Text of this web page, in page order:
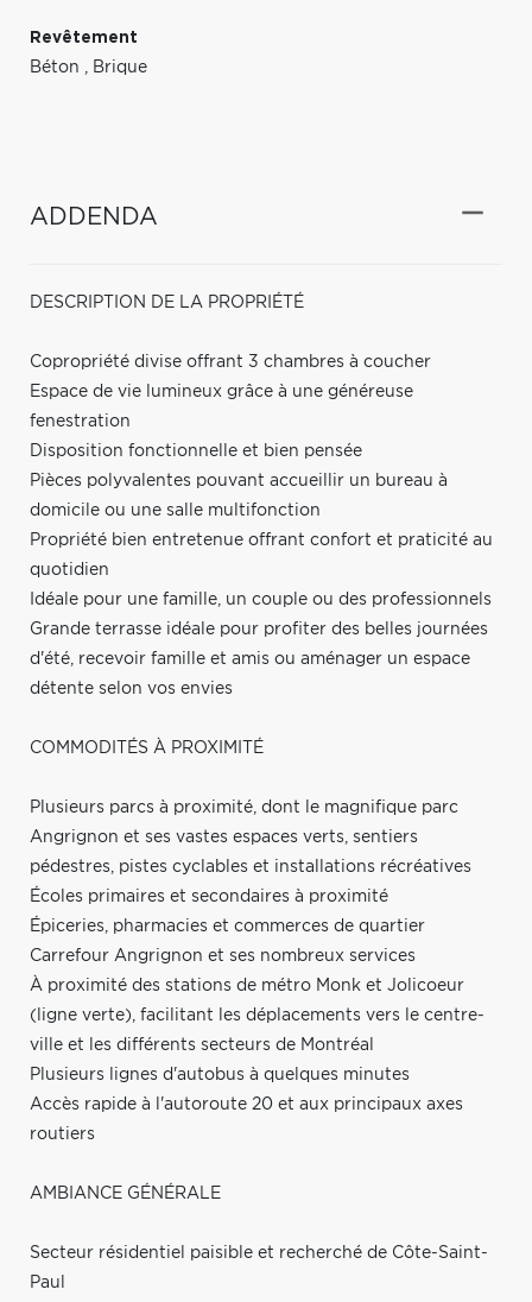
Revêtement
Béton , Brique
ADDENDA
DESCRIPTION DE LA PROPRIÉTÉ
Copropriété divise offrant 3 chambres à coucher
Espace de vie lumineux grâce à une généreuse
fenestration
Disposition fonctionnelle et bien pensée
Pièces polyvalentes pouvant accueillir un bureau à
domicile ou une salle multifonction
Propriété bien entretenue offrant confort et praticité au
quotidien
Idéale pour une famille, un couple ou des professionnels
Grande terrasse idéale pour profiter des belles journées
d'été, recevoir famille et amis ou aménager un espace
détente selon vos envies
COMMODITÉS À PROXIMITÉ
Plusieurs parcs à proximité, dont le magnifique parc
Angrignon et ses vastes espaces verts, sentiers
pédestres, pistes cyclables et installations récréatives
Écoles primaires et secondaires à proximité
Épiceries, pharmacies et commerces de quartier
Carrefour Angrignon et ses nombreux services
À proximité des stations de métro Monk et Jolicoeur
(ligne verte), facilitant les déplacements vers le centre-
ville et les différents secteurs de Montréal
Plusieurs lignes d'autobus à quelques minutes
Accès rapide à l'autoroute 20 et aux principaux axes
routiers
AMBIANCE GÉNÉRALE
Secteur résidentiel paisible et recherché de Côte-Saint-
Paul